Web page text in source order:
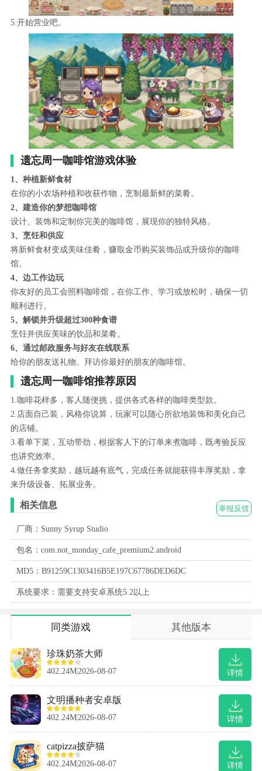
5.开始营业吧。
遗忘周一咖啡馆游戏体验
1、种植新鲜食材
在你的小农场种植和收获作物，烹制最新鲜的菜肴。
2、建造你的梦想咖啡馆
设计、装饰和定制你完美的咖啡馆，展现你的独特风格。
3、烹饪和供应
将新鲜食材变成美味佳肴，赚取金币购买装饰品或升级你的咖啡
馆。
4、边工作边玩
你友好的员工会照料咖啡馆，在你工作、学习或放松时，确保一切
顺利进行。
5、解锁并升级超过300种食谱
烹饪并供应美味的饮品和菜肴。
6、通过邮政服务与好友在线联系
给你的朋友送礼物。拜访你最好的朋友的咖啡馆。
遗忘周一咖啡馆推荐原因
1.咖啡花样多，客人随便挑，提供各式各样的咖啡类型款。
2.店面自己装，风格你说算，玩家可以随心所欲地装饰和美化自己
的店铺。
3.看单下菜，互动带劲，根据客人下的订单来煮咖啡，既考验反应
也讲究效率。
4.做任务拿奖励，越玩越有底气，完成任务就能获得丰厚奖励，拿
来升级设备、拓展业务。
举报反馈
相关信息
厂商：Sunny Syrup Studio
包名：com.not_monday_cafe_premium2.android
MD5：B91259C1303416B5E197C67786DED6DC
系统要求：需要支持安卓系统5.2以上
同类游戏 其他版本
详情
珍珠奶茶大师
402.24M2026-08-07
详情
文明播种者安卓版
402.24M2026-08-07
详情
catpizza披萨猫
402.24M2026-08-07